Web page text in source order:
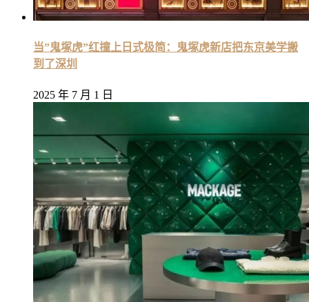
当”鬼塚虎”红撞上日式极简：鬼塚虎新店把东京美学搬
到了深圳
2025 年 7 月 1 日